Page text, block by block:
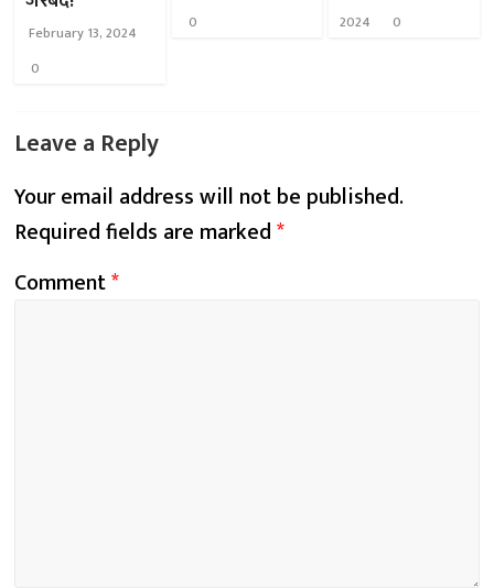
February 13, 2024
0
0
2024
0
Leave a Reply
Your email address will not be published.
Required fields are marked*
Comment*